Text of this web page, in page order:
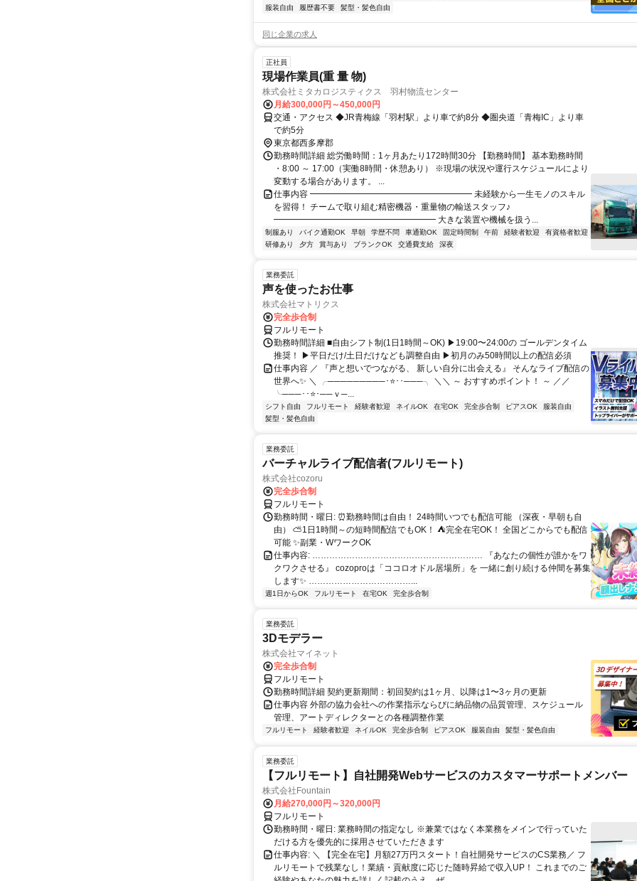
服装自由
履歴書不要 髪型・髪色自由
同じ企業の求人
正社員
現場作業員(重 量 物)
株式会社ミタカロジスティクス 羽村物流センター
月給300,000円～450,000円
交通・アクセス ◆JR青梅線「羽村駅」より車で約8分 ◆圏央道「青梅IC」より車
で約5分
東京都西多摩郡
勤務時間詳細 総労働時間：1ヶ月あたり172時間30分 【勤務時間】 基本勤務時間
・8:00 ～ 17:00（実働8時間・休憩あり） ※現場の状況や運行スケジュールにより
変動する場合があります。 ...
仕事内容 ━━━━━━━━━━━━━━━━━━━ 未経験から一生モノのスキル
を習得！ チームで取り組む精密機器・重量物の輸送スタッフ♪
━━━━━━━━━━━━━━━━━━━ 大きな装置や機械を扱う...
制服あり バイク通勤OK 早朝 学歴不問 車通勤OK 固定時間制 午前 経験者歓迎
有資格者歓迎
研修あり
夕方 賞与あり ブランクOK 交通費支給 深夜
業務委託
声を使ったお仕事
株式会社マトリクス
完全歩合制
フルリモート
勤務時間詳細 ■自由シフト制(1日1時間～OK) ▶19:00〜24:00の ゴールデンタイム
推奨！ ▶平日だけ/土日だけなども調整自由 ▶初月のみ50時間以上の配信必須
仕事内容 ／ 『声と想いでつながる、 新しい自分に出会える』 そんなライブ配信の
世界へ✨ ＼ ╭─────────･⭐･･───╮ ＼＼ ～ おすすめポイント！ ～ ／／
╰───･･⭐･──ｖ─...
シフト自由 フルリモート 経験者歓迎 ネイルOK 在宅OK 完全歩合制 ピアスOK
服装自由
髪型・髪色自由
業務委託
バーチャルライブ配信者(フルリモート)
株式会社cozoru
完全歩合制
フルリモート
勤務時間・曜日: ⏰勤務時間は自由！ 24時間いつでも配信可能 （深夜・早朝も自
由） ⛅1日1時間～の短時間配信でもOK！ ⛺完全在宅OK！ 全国どこからでも配信
可能 ✨副業・WワークOK
仕事内容: …………………………………………………… 『あなたの個性が誰かをワ
クワクさせる』 cozoproは「ココロオドル居場所」を 一緒に創り続ける仲間を募集
します✨ ………………………………...
週1日からOK フルリモート 在宅OK 完全歩合制
業務委託
3Dモデラー
株式会社マイネット
完全歩合制
フルリモート
勤務時間詳細 契約更新期間：初回契約は1ヶ月、以降は1〜3ヶ月の更新
仕事内容 外部の協力会社への作業指示ならびに納品物の品質管理、スケジュール
管理、アートディレクターとの各種調整作業
フルリモート 経験者歓迎 ネイルOK 完全歩合制 ピアスOK 服装自由 髪型・髪色自由
業務委託
【フルリモート】自社開発Webサービスのカスタマーサポートメンバー
株式会社Fountain
月給270,000円～320,000円
フルリモート
勤務時間・曜日: 業務時間の指定なし ※兼業ではなく本業務をメインで行っていた
だける方を優先的に採用させていただきます
仕事内容: ＼ 【完全在宅】月額27万円スタート！自社開発サービスのCS業務／ フ
ルリモートで残業なし！業績・貢献度に応じた随時昇給で収入UP！ これまでのご